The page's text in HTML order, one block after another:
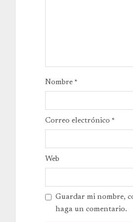
Nombre *
Correo electrónico *
Web
Guardar mi nombre,
haga un comentario.